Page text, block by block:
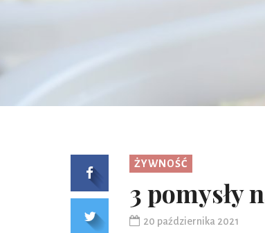
ŻYWNOŚĆ
3 pomysły
20 października 2021